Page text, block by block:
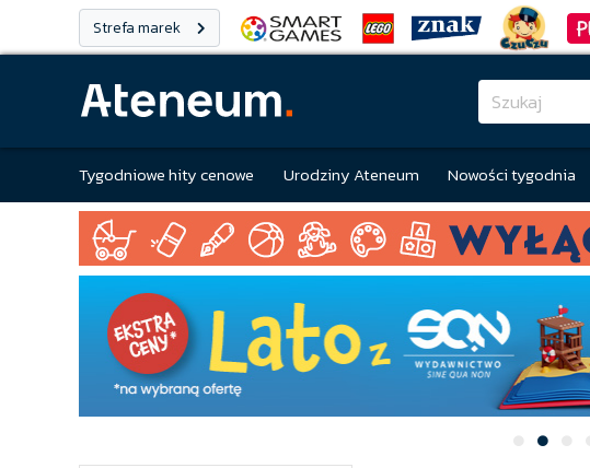
Strefa marek
Tygodniowe hity cenowe Urodziny Ateneum Nowości tygodnia